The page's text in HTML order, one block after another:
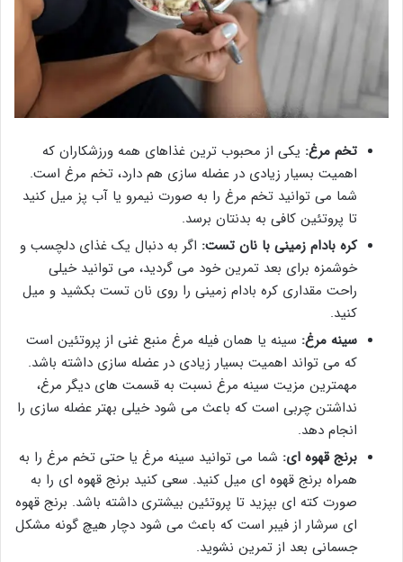
تخم مرغ: یکی از محبوب ترین غذاهای همه ورزشکاران که
اهمیت بسیار زیادی در عضله سازی هم دارد، تخم مرغ است.
شما می توانید تخم مرغ را به صورت نیمرو یا آب پز میل کنید
تا پروتئین کافی به بدنتان برسد.
کره بادام زمینی با نان تست: اگر به دنبال یک غذای دلچسب و
خوشمزه برای بعد تمرین خود می گردید، می توانید خیلی
راحت مقداری کره بادام زمینی را روی نان تست بکشید و میل
کنید.
سینه مرغ: سینه یا همان فیله مرغ منبع غنی از پروتئین است
که می تواند اهمیت بسیار زیادی در عضله سازی داشته باشد.
مهمترین مزیت سینه مرغ نسبت به قسمت های دیگر مرغ،
نداشتن چربی است که باعث می شود خیلی بهتر عضله سازی را
انجام دهد.
برنج قهوه ای: شما می توانید سینه مرغ یا حتی تخم مرغ را به
همراه برنج قهوه ای میل کنید. سعی کنید برنج قهوه ای را به
صورت کته ای بپزید تا پروتئین بیشتری داشته باشد. برنج قهوه
ای سرشار از فیبر است که باعث می شود دچار هیچ گونه مشکل
جسمانی بعد از تمرین نشوید.